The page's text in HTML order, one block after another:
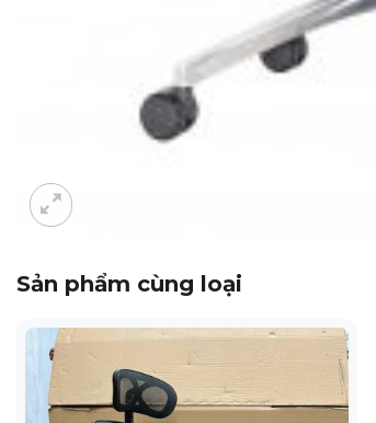
Sản phẩm cùng loại